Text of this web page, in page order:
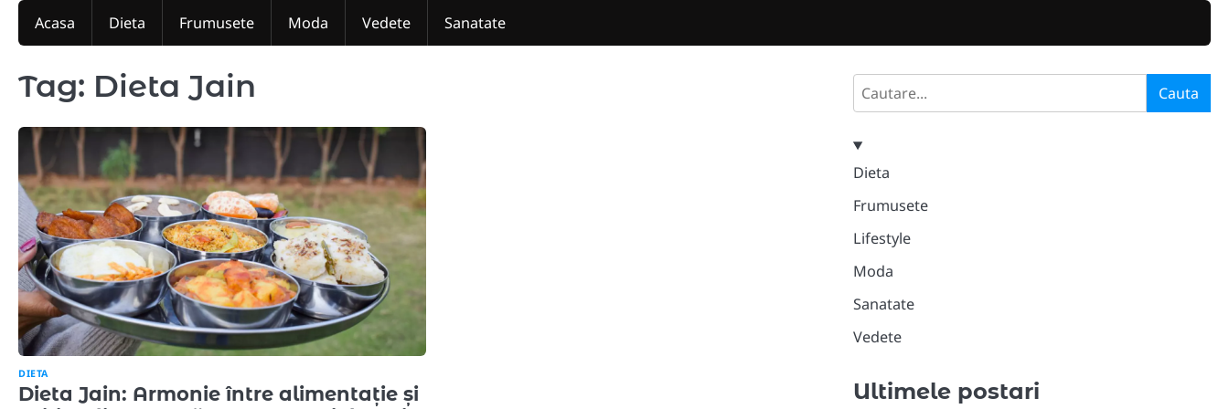
Skip
Acasa Dieta Frumusete Moda Vedete Sanatate
Tag: Dieta Jain
DIETA
Dieta Jain: Armonie între alimentație și
Search Cauta
Dieta
Frumusete
Lifestyle
Moda
Sanatate
Vedete
Ultimele postari